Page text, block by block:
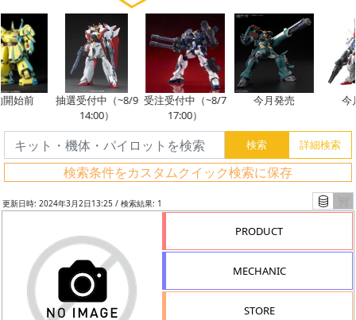
始前
抽選受付中（~8/9
14:00）
受注受付中（~8/7
17:00）
今月発売 今
検索条件をカスタムクイック検索に保存
ー
ド
検
索
グ
レ
更新日時: 2024年3月2日13:25 / 検索結果: 1
PRODUCT
MECHANIC
STORE